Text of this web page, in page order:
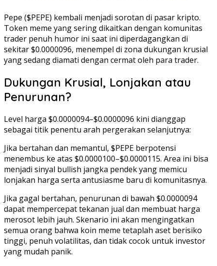
Pepe ($PEPE) kembali menjadi sorotan di pasar kripto.
Token meme yang sering dikaitkan dengan komunitas
trader penuh humor ini saat ini diperdagangkan di
sekitar $0.0000096, menempel di zona dukungan krusial
yang sedang diamati dengan cermat oleh para trader.
Dukungan Krusial, Lonjakan atau
Penurunan?
Level harga $0.0000094–$0.0000096 kini dianggap
sebagai titik penentu arah pergerakan selanjutnya:
Jika bertahan dan memantul, $PEPE berpotensi
menembus ke atas $0.0000100–$0.0000115. Area ini bisa
menjadi sinyal bullish jangka pendek yang memicu
lonjakan harga serta antusiasme baru di komunitasnya.
Jika gagal bertahan, penurunan di bawah $0.0000094
dapat mempercepat tekanan jual dan membuat harga
merosot lebih jauh. Skenario ini akan mengingatkan
semua orang bahwa koin meme tetaplah aset berisiko
tinggi, penuh volatilitas, dan tidak cocok untuk investor
yang mudah panik.